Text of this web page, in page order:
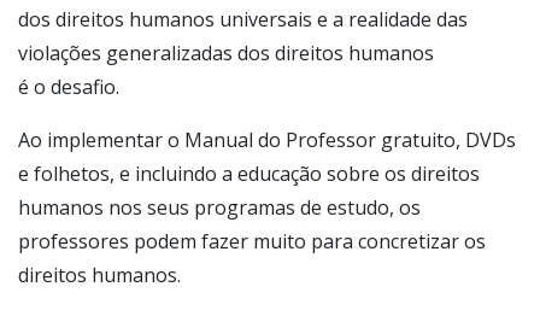
dos direitos humanos universais e a realidade das
violações generalizadas dos direitos humanos
é o desafio.
Ao implementar o Manual do Professor gratuito, DVDs
e folhetos, e incluindo a educação sobre os direitos
humanos nos seus programas de estudo, os
professores podem fazer muito para concretizar os
direitos humanos.